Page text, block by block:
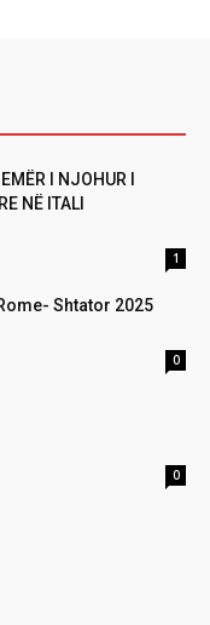
I NJOHUR I
NË ITALI
1
Shtator 2025
0
0